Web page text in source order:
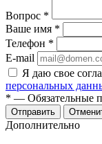
Вопрос *
Ваше имя *
Телефон *
E-mail
Я даю свое
персональных
* — Обязательные
Дополнительно